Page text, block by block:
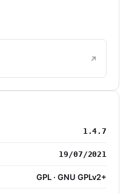
1.4.7
19/07/2021
GPL · GNU GPLv2+